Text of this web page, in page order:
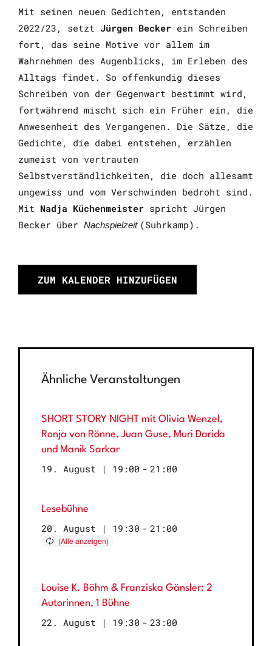
Mit seinen neuen Gedichten, entstanden
2022/23, setzt Jürgen Becker ein Schreiben
fort, das seine Motive vor allem im
Wahrnehmen des Augenblicks, im Erleben des
Alltags findet. So offenkundig dieses
Schreiben von der Gegenwart bestimmt wird,
fortwährend mischt sich ein Früher ein, die
Anwesenheit des Vergangenen. Die Sätze, die
Gedichte, die dabei entstehen, erzählen
zumeist von vertrauten
Selbstverständlichkeiten, die doch allesamt
ungewiss und vom Verschwinden bedroht sind.
Mit Nadja Küchenmeister spricht Jürgen
Becker über Nachspielzeit (Suhrkamp).
ZUM KALENDER HINZUFÜGEN
Ähnliche Veranstaltungen
SHORT STORY NIGHT mit Olivia Wenzel,
Ronja von Rönne, Juan Guse, Muri Darida
und Manik Sarkar
19. August | 19:00 - 21:00
Lesebühne
20. August | 19:30 - 21:00
Louise K. Böhm & Franziska Gänsler: 2
Autorinnen, 1 Bühne
22. August | 19:30 - 23:00